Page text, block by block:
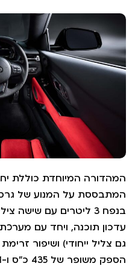
המיוחדת כוללת
בנפח 3 ליטרים עם שישה
תוכנה, ויחד עם מערכת
ייחודי) ושיפור זרימת